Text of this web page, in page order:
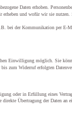
Daten erhoben.
und wofür wir sie
bei der Kommunikation per
Einwilligung möglich. Sie
zum Widerruf erfolgten
oder in Erfüllung eines
direkte Übertragung der Daten